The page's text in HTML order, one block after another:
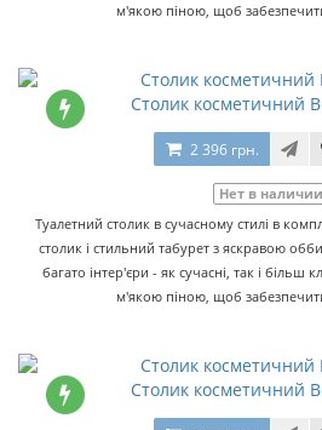
м'якою піною, щоб
Столик косметичний
2 396 грн.
Нет в наличии
Туалетний столик в сучасному стилі в
столик і стильний табурет з яскравою
багато інтер'єри - як сучасні, так і більш
м'якою піною, щоб
Столик косметичний